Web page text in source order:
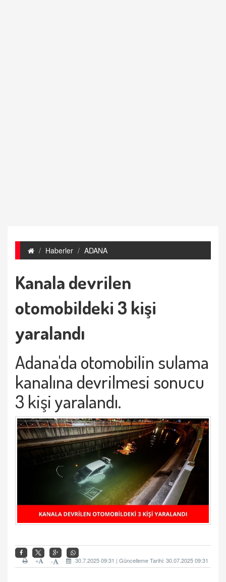
Haberler ADANA
Kanala devrilen
otomobildeki 3 kişi
yaralandı
Adana'da otomobilin sulama
kanalına devrilmesi sonucu
3 kişi yaralandı.
30.7.2025 09:31 | Güncelleme Tarihi: 30.07.2025 09:31
-
+